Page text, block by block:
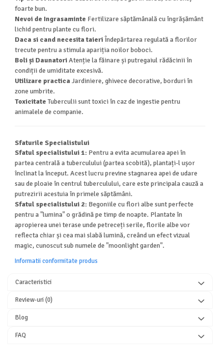
foarte bun.
Nevoi de Ingrasaminte Fertilizare săptămânală cu îngrășământ
lichid pentru plante cu flori.
Daca si cand necesita taieriÎndepărtarea regulată a florilor
trecute pentru a stimula apariția noilor boboci.
Boli și DaunatoriAtenție la făinare și putregaiul rădăcinii în
condiții de umiditate excesivă.
Utilizare practica Jardiniere, ghivece decorative, borduri în
zone umbrite.
Toxicitate Tuberculii sunt toxici în caz de ingestie pentru
animalele de companie.
Sfaturile Specialistului
Sfatul specialistului 1: Pentru a evita acumularea apei în
partea centrală a tuberculului (partea scobită), plantați-l ușor
înclinat la început. Acest lucru previne stagnarea apei de udare
sau de ploaie în centrul tuberculului, care este principala cauză a
putrezirii acestuia în primele săptămâni.
Sfatul specialistului 2: Begoniile cu flori albe sunt perfecte
pentru a "lumina" o grădină pe timp de noapte. Plantate în
apropierea unei terase unde petreceți serile, florile albe vor
reflecta chiar și cea mai slabă lumină, creând un efect vizual
magic, cunoscut sub numele de "moonlight garden".
Informatii conformitate produs
Caracteristici
Review-uri(0)
Blog
FAQ